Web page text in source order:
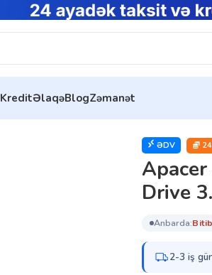
KreditƏlaqəBlogZəmanət
ƏDV 24
Drive
anbarda: bi̇ti̇b
2-3 iş